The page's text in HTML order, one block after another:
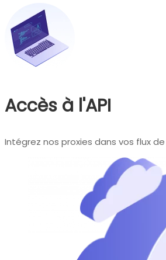
Accès à l'API
Intégrez nos proxies dans vos flux